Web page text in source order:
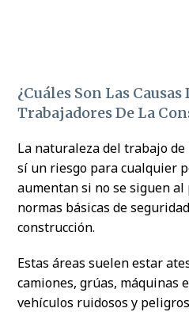
¿Cuáles Son Las
Trabajadores De La
La naturaleza del trabajo
sí un riesgo para cualquier
aumentan si no se siguen
normas básicas de
construcción.
Estas áreas suelen estar
camiones, grúas, máquinas
vehículos ruidosos y